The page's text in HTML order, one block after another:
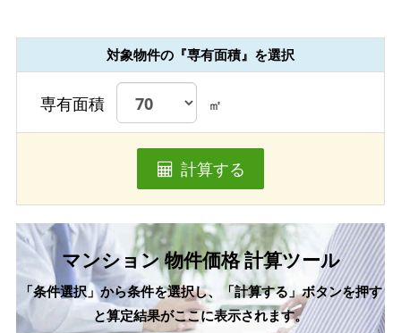
対象物件の『専有面積』を選択
専有面積 ㎡
計算する
マンション 物件価格 計算ツール
「条件選択」から条件を選択し、「計算する」ボタンを押す
と算定結果がここに表示されます。